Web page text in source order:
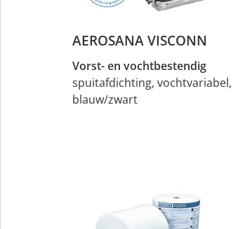
AEROSANA VISCONN
Vorst- en vochtbestendig
spuitafdichting, vochtvariabel,
blauw/zwart